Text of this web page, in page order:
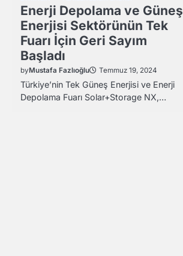
Enerji Depolama ve Güneş
Enerjisi Sektörünün Tek
Fuarı İçin Geri Sayım
Başladı
byMustafa Fazlıoğlu Temmuz 19, 2024
Türkiye’nin Tek Güneş Enerjisi ve Enerji
Depolama Fuarı Solar+Storage NX,…